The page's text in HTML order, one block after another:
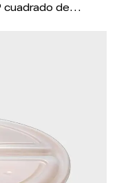
cuadrado de